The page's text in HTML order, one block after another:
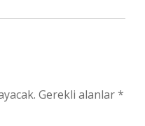
Gerekli alanlar*